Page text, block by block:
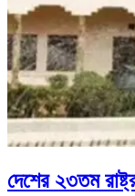
দেশের ২৩তম